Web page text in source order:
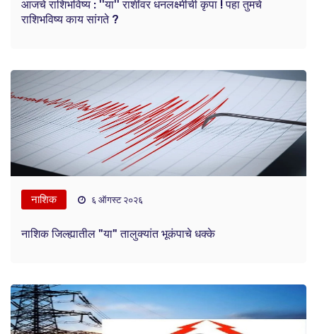
आजचे राशिभविष्य : ''या'' राशींवर धनलक्ष्मीची कृपा ! पहा तुमचे
राशिभविष्य काय सांगते ?
नाशिक ६ ऑगस्ट २०२६
नाशिक जिल्ह्यातील "या" तालुक्यांत भूकंपाचे धक्के